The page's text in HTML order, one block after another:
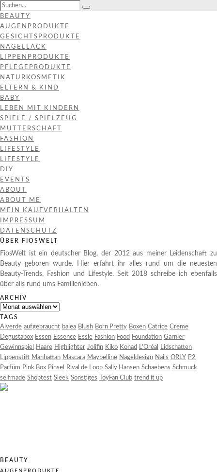
BEAUTY
AUGENPRODUKTE
GESICHTSPRODUKTE
NAGELLACK
LIPPENPRODUKTE
PFLEGEPRODUKTE
NATURKOSMETIK
ELTERN & KIND
BABY
LEBEN MIT KINDERN
SPIELE / SPIELZEUG
MUTTERSCHAFT
FASHION
LIFESTYLE
LIFESTYLE
DIY
EVENTS
ABOUT
ABOUT ME
MEIN KAUFVERHALTEN
IMPRESSUM
DATENSCHUTZ
ÜBER FIOSWELT
FiosWelt ist ein deutscher Blog, der 2012 aus meiner Leidenschaft zu
Beauty geboren wurde. Hier erfahrt ihr alles rund um die neuesten
Beauty-Trends, Fashion und Lifestyle. Seit 2018 schreibe ich ebenfalls
über alls rund ums Familienleben.
ARCHIV
Archiv
TAGS
Alverde aufgebraucht balea Blush Born Pretty Boxen Catrice Creme
Degustabox Essen Essence Essie Fashion Food Foundation Garnier
Gewinnspiel
Haare Highlighter Jolifin Kiko Konad L'Oréal
Lidschatten
Lippenstift Manhattan Mascara Maybelline Nageldesign Nails ORLY P2
Parfüm Pink Box Pinsel Rival de Loop Sally Hansen Schaebens Schmuck
selfmade Shoptest Sleek Sonstiges ToyFan Club trend it up
BEAUTY
AUGENPRODUKTE